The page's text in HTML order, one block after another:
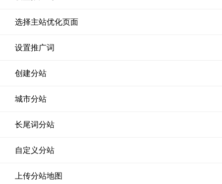
选择主站优化页面
设置推广词
创建分站
城市分站
长尾词分站
自定义分站
上传分站地图